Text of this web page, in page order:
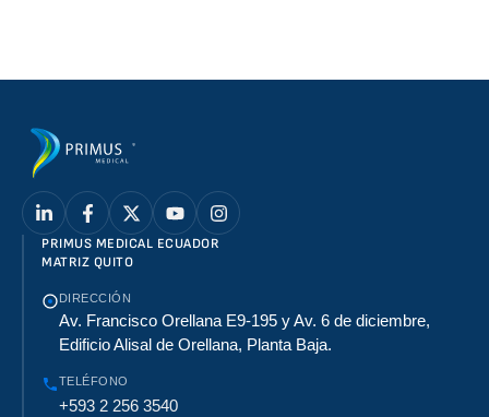
PRIMUS MEDICAL ECUADOR
MATRIZ QUITO
DIRECCIÓN
Av. Francisco Orellana E9-195 y Av. 6 de diciembre,
Edificio Alisal de Orellana, Planta Baja.
TELÉFONO
+593 2 256 3540